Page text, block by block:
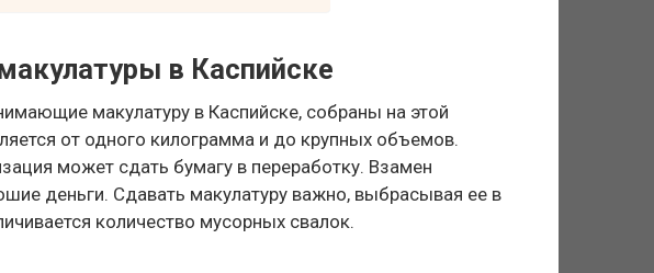
в Каспийске
макулатуру в Каспийске, собраны на этой
от одного килограмма и до крупных объемов.
может сдать бумагу в переработку. Взамен
деньги. Сдавать макулатуру важно, выбрасывая ее в
количество мусорных свалок.